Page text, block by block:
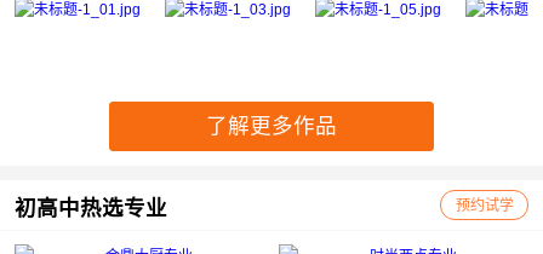
了解更多作品
初高中热选专业 预约试学